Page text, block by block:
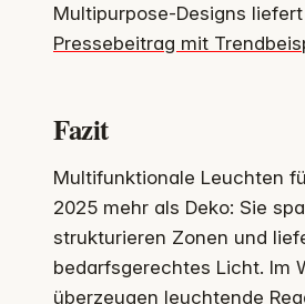
Multipurpose-Designs
Pressebeitrag mit
Fazit
Multifunktionale Leuchten
2025 mehr als Deko: Sie
strukturieren Zonen und
bedarfsgerechtes Licht. Im
überzeugen leuchtende